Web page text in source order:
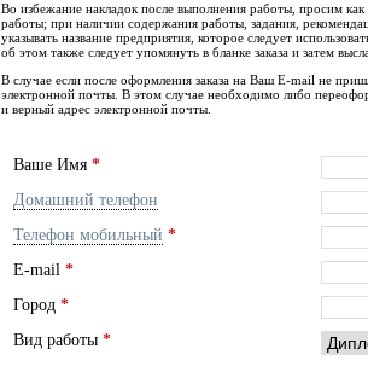
Во избежание накладок после выполнения работы, просим
работы; при наличии содержания работы, задания,
указывать название предприятия, которое следует
об этом также следует упомянуть в бланке заказа и затем
В случае если после оформления заказа на Ваш E-mail не
электронной почты. В этом случае необходимо либо
и верный адрес электронной почты.
Ваше Имя *
Домашний телефон
Телефон мобильный *
E-mail *
Город *
Вид работы *